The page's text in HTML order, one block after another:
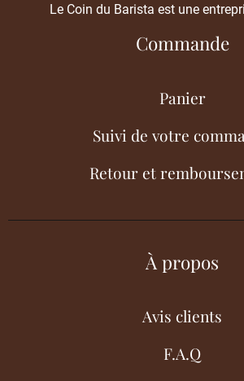
Le Coin du Barista est une
Commande
Panier
Suivi de votre
Retour et
À propos
Avis clients
F.A.Q